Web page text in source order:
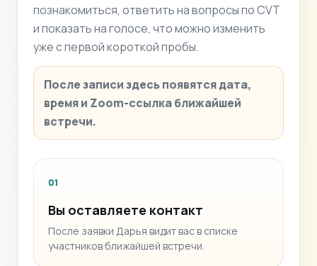
познакомиться, ответить на вопросы по CVT
и показать на голосе, что можно изменить
уже с первой короткой пробы.
После записи здесь появятся дата,
время и Zoom-ссылка ближайшей
встречи.
01
Вы оставляете контакт
После заявки Дарья видит вас в списке
участников ближайшей встречи.